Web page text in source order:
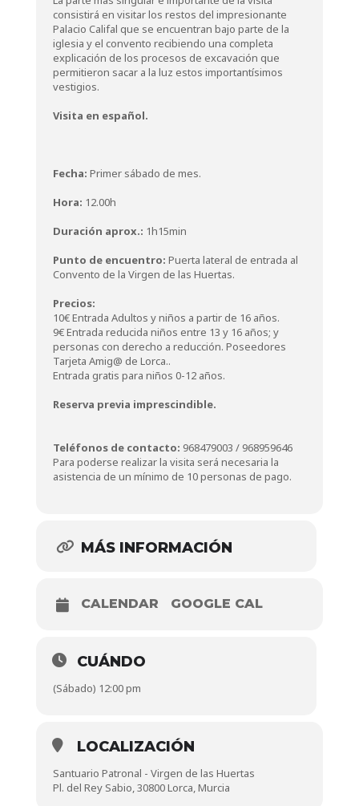
consistirá en visitar los restos del impresionante
Palacio Califal que se encuentran bajo parte de la
iglesia y el convento recibiendo una completa
explicación de los procesos de excavación que
permitieron sacar a la luz estos importantísimos
vestigios.
Visita en español.
Fecha: Primer sábado de mes.
Hora: 12.00h
Duración aprox.: 1h15min
Punto de encuentro: Puerta lateral de entrada al
Convento de la Virgen de las Huertas.
Precios:
10€ Entrada Adultos y niños a partir de 16 años.
9€ Entrada reducida niños entre 13 y 16 años; y
personas con derecho a reducción. Poseedores
Tarjeta Amig@ de Lorca..
Entrada gratis para niños 0-12 años.
Reserva previa imprescindible.
Teléfonos de contacto: 968479003 / 968959646
Para poderse realizar la visita será necesaria la
asistencia de un mínimo de 10 personas de pago.
MÁS INFORMACIÓN
CALENDAR GOOGLE CAL
CUÁNDO
(Sábado) 12:00 pm
LOCALIZACIÓN
Santuario Patronal - Virgen de las Huertas
Pl. del Rey Sabio, 30800 Lorca, Murcia